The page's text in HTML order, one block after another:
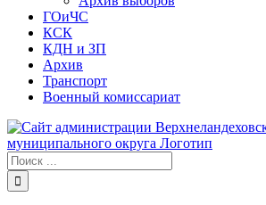
ГОиЧС
КСК
КДН и ЗП
Архив
Транспорт
Военный комиссариат
Результат
поиска: